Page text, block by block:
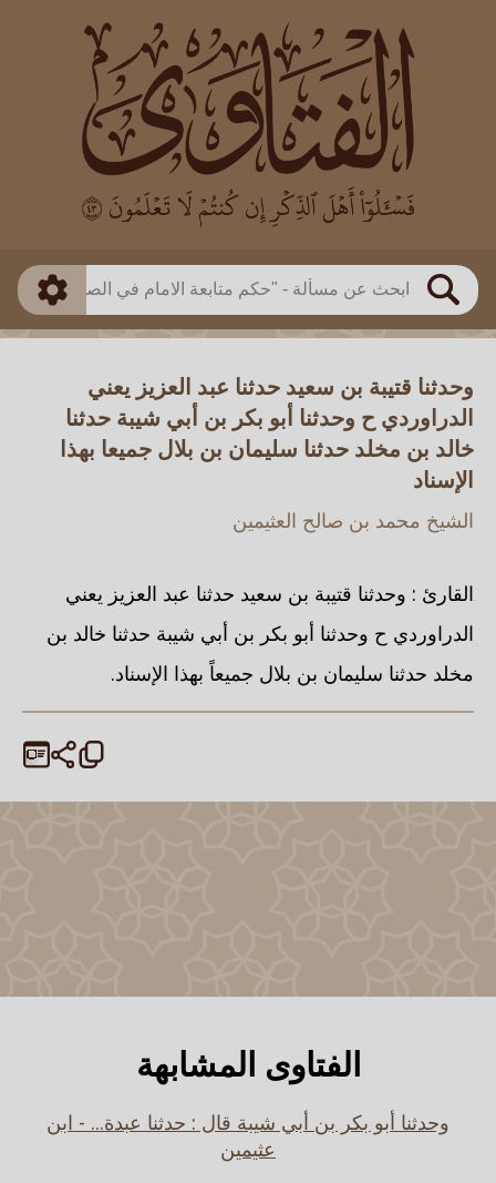
بحث
العالم
بن باز
بن العثيمين
اللجنة الدائمة
طريقة البحث
ذكي
وحدثنا قتيبة بن سعيد حدثنا عبد العزيز يعني
الدراوردي ح وحدثنا أبو بكر بن أبي شيبة حدثنا
خالد بن مخلد حدثنا سليمان بن بلال جميعا بهذا
الإسناد
الشيخ محمد بن صالح العثيمين
القارئ : وحدثنا قتيبة بن سعيد حدثنا عبد العزيز يعني
الدراوردي ح وحدثنا أبو بكر بن أبي شيبة حدثنا خالد بن
مخلد حدثنا سليمان بن بلال جميعاً بهذا الإسناد.
الفتاوى المشابهة
وحدثنا أبو بكر بن أبي شيبة قال : حدثنا عبدة... - ابن
عثيمين